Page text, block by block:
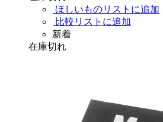
ほしいものリストに追加
比較リストに追加
新着
在庫切れ